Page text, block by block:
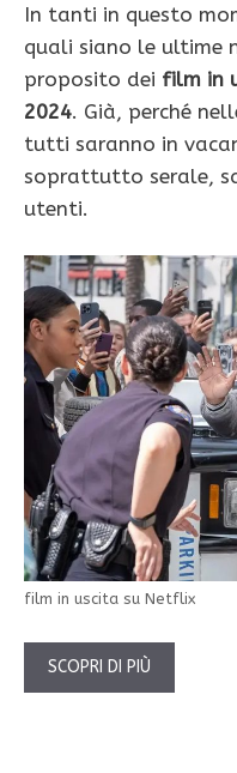
In tanti in questo
quali siano le ultime
proposito dei film in
2024. Già, perché
tutti saranno in
soprattutto serale,
utenti.
film in uscita su Netflix
SCOPRI DI PIÙ